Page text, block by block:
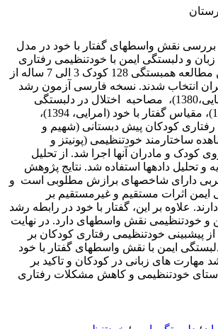
نقش واسطه­ای گفتار با خود در مدل
و دلبستگی ایمن با خودتنظیمی رفتاری
کودکان است. در این مطالعه همبستگی 128 کودک 3 الی 7 ساله از
انتخاب شدند. نسخه فارسی آزمون رشد
زبان (حسن­زاده و مینایی،1380)، مصاحبه اختلال در دلبستگی
(اسمایک و زینه، 1999)، مقیاس گفتار با خود (امرایی، 1394)،
کودکان پیش دبستانی (شهیم و
و مشاهده ساختارمند خودتنظیمی (پونیتز و
2008) بر روی کودک و مادران آنها اجرا شد. از تحلیل
و تحلیل داده­ها استفاده شد. نتایج پژوهش
دارای شاخص­های برازش مطلوبی است و
ایمن اثرات مستقیم و غیرمستقیم بر
علاوه بر این، گفتار با خود در رابطه رشد
و خودتنظیمی نقش واسطه­ای دارد. در نهایت
پیش­بینی خودتنظیمی رفتاری کودکان بر
ایمن با نقش واسطه­ای گفتار با خود
مهارت های زبانی در کودکان و تاکید بر
خودتنظیمی و کاهش مشکلات رفتاری